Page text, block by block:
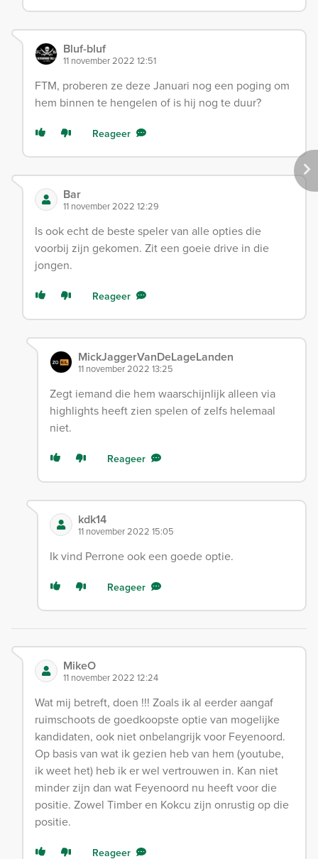
Bluf-bluf
11 november 2022 12:51
FTM, proberen ze deze Januari nog een poging om
hem binnen te hengelen of is hij nog te duur?
Reageer
Bar
11 november 2022 12:29
Is ook echt de beste speler van alle opties die
voorbij zijn gekomen. Zit een goeie drive in die
jongen.
Reageer
MickJaggerVanDeLageLanden
11 november 2022 13:25
Zegt iemand die hem waarschijnlijk alleen via
highlights heeft zien spelen of zelfs helemaal
niet.
Reageer
kdk14
11 november 2022 15:05
Ik vind Perrone ook een goede optie.
Reageer
MikeO
11 november 2022 12:24
Wat mij betreft, doen !!! Zoals ik al eerder aangaf
ruimschoots de goedkoopste optie van mogelijke
kandidaten, ook niet onbelangrijk voor Feyenoord.
Op basis van wat ik gezien heb van hem (youtube,
ik weet het) heb ik er wel vertrouwen in. Kan niet
minder zijn dan wat Feyenoord nu heeft voor die
positie. Zowel Timber en Kokcu zijn onrustig op die
positie.
Reageer